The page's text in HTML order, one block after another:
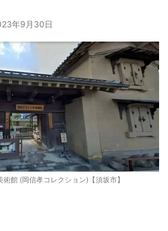
年9月30日
館 (岡信孝コレクション)【須坂市】